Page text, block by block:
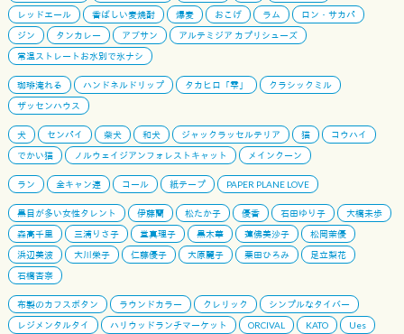
レッドエール
香ばしい麦焼酎 爆麦 おこげ ラム
ロン・サカパ
ジン
タンカレー アブサン
アルテミジア カプリシューズ
常温ストレートお水別で氷ナシ
珈琲淹れる ハンドネルドリップ タカヒロ「雫」
クラシックミル
ザッセンハウス
犬 センパイ 柴犬 和犬 ジャックラッセルテリア 猫
コウハイ
でかい猫
ノルウェイジアンフォレストキャット メインクーン
ラン 全キャン連 コール 紙テープ PAPER PLANE LOVE
黒目が多い女性タレント 伊藤蘭 松たか子 優香 石田ゆり子
大橋未歩
森高千里
三浦りさ子 堂真理子 黒木華 蓮佛美沙子
松岡茉優
浜辺美波
大川栄子 仁藤優子 大原麗子 栗田ひろみ
足立梨花
石橋杏奈
布製のカフスボタン ラウンドカラー クレリック
シンプルなタイバー
レジメンタルタイ
ハリウッドランチマーケット ORCIVAL KATO
Ues